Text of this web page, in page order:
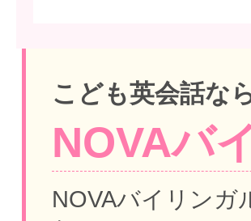
こども英会話な
NOVAバ
NOVAバイリンガ